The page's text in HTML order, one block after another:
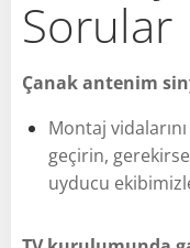
Sorular
Çanak antenim
Montaj
geçirin,
uyducu